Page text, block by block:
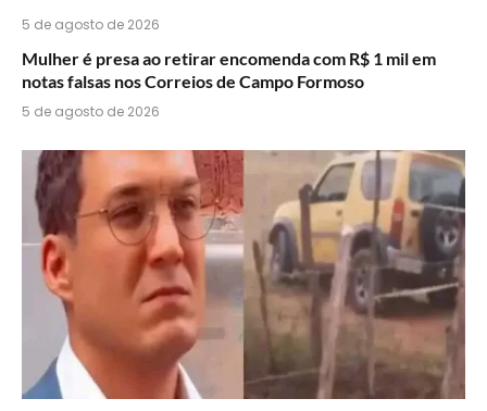
5 de agosto de 2026
Mulher é presa ao retirar encomenda com R$ 1 mil em
notas falsas nos Correios de Campo Formoso
5 de agosto de 2026